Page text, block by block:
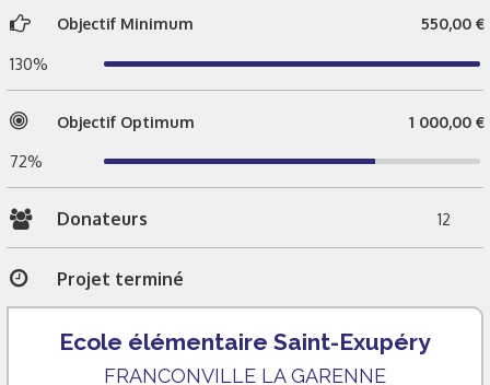
Objectif Minimum 550,00 €
130%
Objectif Optimum 1 000,00 €
72%
Donateurs 12
Projet terminé
Ecole élémentaire Saint-Exupéry
FRANCONVILLE LA GARENNE